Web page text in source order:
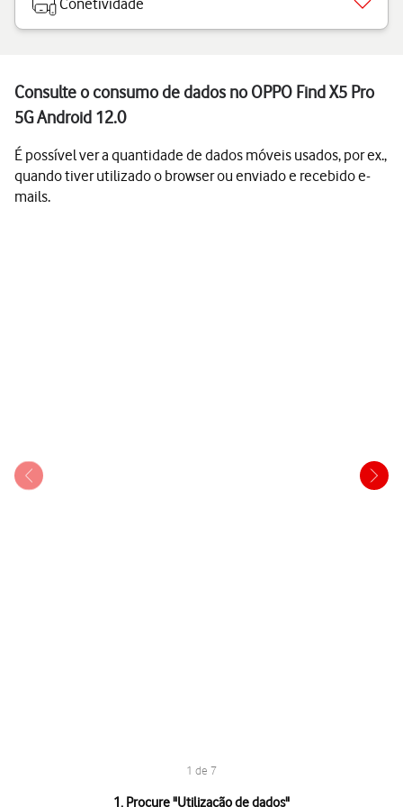
Conetividade
Consulte o consumo de dados no OPPO Find X5 Pro
5G Android 12.0
É possível ver a quantidade de dados móveis usados, por ex.,
quando tiver utilizado o browser ou enviado e recebido e-
mails.
1 de 7
1. Procure "Utilização de dados"